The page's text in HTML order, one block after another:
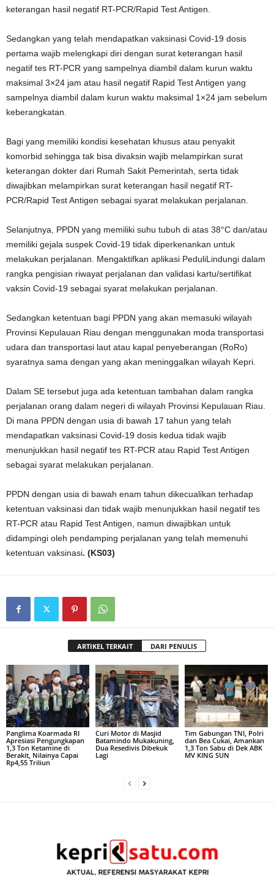
keterangan hasil negatif RT-PCR/Rapid Test Antigen.
Sedangkan yang telah mendapatkan vaksinasi Covid-19 dosis
pertama wajib melengkapi diri dengan surat keterangan hasil
negatif tes RT-PCR yang sampelnya diambil dalam kurun waktu
maksimal 3×24 jam atau hasil negatif Rapid Test Antigen yang
sampelnya diambil dalam kurun waktu maksimal 1×24 jam sebelum
keberangkatan.
Bagi yang memiliki kondisi kesehatan khusus atau penyakit
komorbid sehingga tak bisa divaksin wajib melampirkan surat
keterangan dokter dari Rumah Sakit Pemerintah, serta tidak
diwajibkan melampirkan surat keterangan hasil negatif RT-
PCR/Rapid Test Antigen sebagai syarat melakukan perjalanan.
Selanjutnya, PPDN yang memiliki suhu tubuh di atas 38°C dan/atau
memiliki gejala suspek Covid-19 tidak diperkenankan untuk
melakukan perjalanan. Mengaktifkan aplikasi PeduliLindungi dalam
rangka pengisian riwayat perjalanan dan validasi kartu/sertifikat
vaksin Covid-19 sebagai syarat melakukan perjalanan.
Sedangkan ketentuan bagi PPDN yang akan memasuki wilayah
Provinsi Kepulauan Riau dengan menggunakan moda transportasi
udara dan transportasi laut atau kapal penyeberangan (RoRo)
syaratnya sama dengan yang akan meninggalkan wilayah Kepri.
Dalam SE tersebut juga ada ketentuan tambahan dalam rangka
perjalanan orang dalam negeri di wilayah Provinsi Kepulauan Riau.
Di mana PPDN dengan usia di bawah 17 tahun yang telah
mendapatkan vaksinasi Covid-19 dosis kedua tidak wajib
menunjukkan hasil negatif tes RT-PCR atau Rapid Test Antigen
sebagai syarat melakukan perjalanan.
PPDN dengan usia di bawah enam tahun dikecualikan terhadap
ketentuan vaksinasi dan tidak wajib menunjukkan hasil negatif tes
RT-PCR atau Rapid Test Antigen, namun diwajibkan untuk
didampingi oleh pendamping perjalanan yang telah memenuhi
ketentuan vaksinasi. (KS03)
ARTIKEL TERKAIT DARI PENULIS
Panglima Koarmada RI
Apresiasi Pengungkapan
1,3 Ton Ketamine di
Berakit, Nilainya Capai
Rp4,55 Triliun
Curi Motor di Masjid
Batamindo Mukakuning,
Dua Resedivis Dibekuk
Lagi
Tim Gabungan TNI, Polri
dan Bea Cukai, Amankan
1,3 Ton Sabu di Dek ABK
MV KING SUN